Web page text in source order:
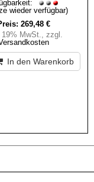
wieder verfügbar)
269,48 €
19% MwSt., zzgl.
In den Warenkorb